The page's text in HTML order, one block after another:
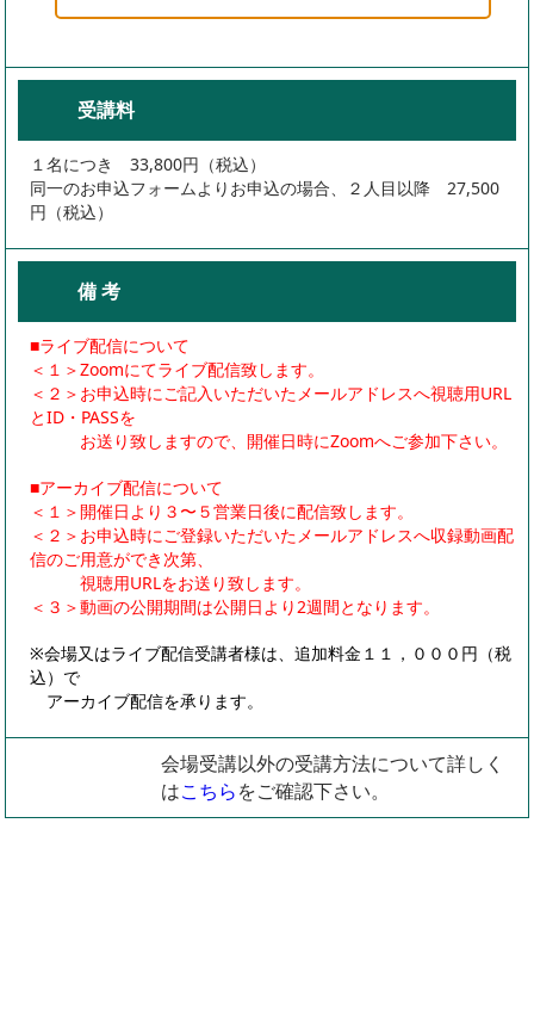
受講料
１名につき 33,800円（税込）
同一のお申込フォームよりお申込の場合、２人目以降 27,500
円（税込）
備 考
■ライブ配信について
＜１＞Zoomにてライブ配信致します。
＜２＞お申込時にご記入いただいたメールアドレスへ視聴用URL
とID・PASSを
お送り致しますので、開催日時にZoomへご参加下さい。
■アーカイブ配信について
＜１＞開催日より３〜５営業日後に配信致します。
＜２＞お申込時にご登録いただいたメールアドレスへ収録動画配
信のご用意ができ次第、
視聴用URLをお送り致します。
＜３＞動画の公開期間は公開日より2週間となります。
※会場又はライブ配信受講者様は、追加料金１１，０００円（税
込）で
アーカイブ配信を承ります。
会場受講以外の受講方法について詳しく
はこちらをご確認下さい。